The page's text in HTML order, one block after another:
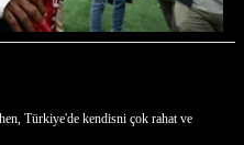
Türkiye'de kendisni çok rahat ve